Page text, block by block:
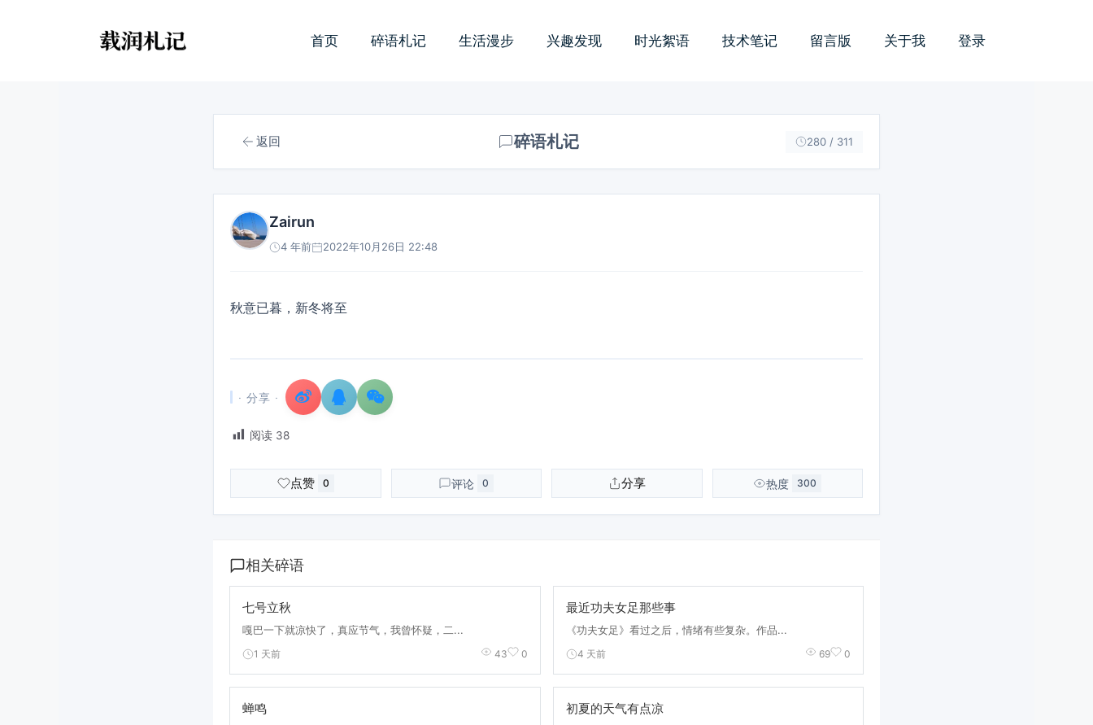
首页 碎语札记 生活漫步 兴趣发现 时光絮语 技术笔记 留言版 关于我 登录
返回 碎语札记 280 / 311
Zairun
4 年前 2022年10月26日 22:48
秋意已暮，新冬将至
· 分享 ·
阅读 38
点赞 0 评论 0 分享 热度 300
相关碎语
七号立秋
嘎巴一下就凉快了，真应节气，我曾怀疑，二...
1 天前 43 0
最近功夫女足那些事
《功夫女足》看过之后，情绪有些复杂。作品...
4 天前 69 0
蝉鸣 初夏的天气有点凉